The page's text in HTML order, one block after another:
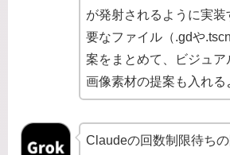
が発射されるように実
要なファイル（.gdや
案をまとめて、ビジュ
画像素材の提案も入れる
Claudeの回数制限待ち